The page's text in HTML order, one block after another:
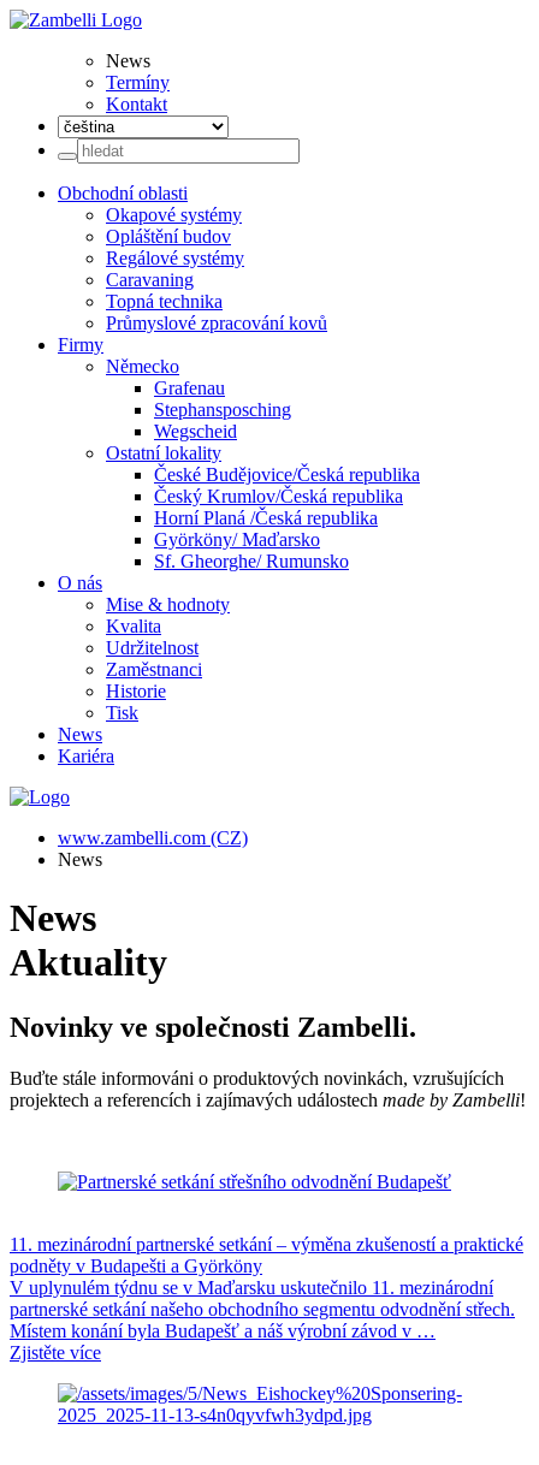
News
Termíny
Kontakt
Obchodní oblasti
Okapové systémy
Opláštění budov
Regálové systémy
Caravaning
Topná technika
Průmyslové zpracování kovů
Firmy
Německo
Grafenau
Stephansposching
Wegscheid
Ostatní lokality
České Budějovice/Česká republika
Český Krumlov/Česká republika
Horní Planá /Česká republika
Györköny/ Maďarsko
Sf. Gheorghe/ Rumunsko
O nás
Mise & hodnoty
Kvalita
Udržitelnost
Zaměstnanci
Historie
Tisk
News
Kariéra
www.zambelli.com (CZ)
News
News
Aktuality
Novinky ve společnosti Zambelli.
Buďte stále informováni o produktových novinkách, vzrušujících
projektech a referencích i zajímavých událostech made by Zambelli!
11. mezinárodní partnerské setkání – výměna zkušeností a praktické
podněty v Budapešti a Györköny
V uplynulém týdnu se v Maďarsku uskutečnilo 11. mezinárodní
partnerské setkání našeho obchodního segmentu odvodnění střech.
Místem konání byla Budapešť a náš výrobní závod v …
Zjistěte více